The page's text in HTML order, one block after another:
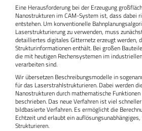
Eine Herausforderung bei der Erzeugung
Nanostrukturen im CAM-System ist, dass dabei
entstehen. Um konventionelle
Laserstrukturierung zu verwenden, muss
detailliertes digitales Gitternetz erzeugt werden,
Strukturinformationen enthält. Bei großen
die mit heutigen Rechensystemen im
verarbeiten sind.
Wir übersetzen Beschreibungsmodelle in
für das Laserstrahlstrukturieren. Dabei werden
Nanostrukturen durch mathematische
beschrieben. Das neue Verfahren ist viel
bildbasierte Verfahren. Es ermöglicht die
Echtzeit und erlaubt ein
Strukturieren.